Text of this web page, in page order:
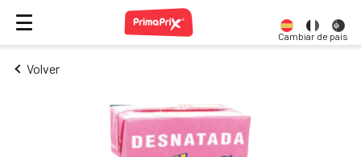
Cambiar de país
Volver